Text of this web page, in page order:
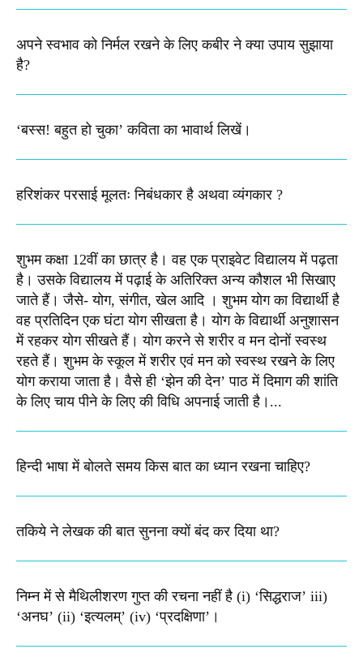
अपने स्वभाव को निर्मल रखने के लिए कबीर ने क्या उपाय सुझाया
है?
‘बस्स! बहुत हो चुका’ कविता का भावार्थ लिखें।
हरिशंकर परसाई मूलतः निबंधकार है अथवा व्यंगकार ?
शुभम कक्षा 12वीं का छात्र है। वह एक प्राइवेट विद्यालय में पढ़ता
है। उसके विद्यालय में पढ़ाई के अतिरिक्त अन्य कौशल भी सिखाए
जाते हैं। जैसे- योग, संगीत, खेल आदि । शुभम योग का विद्यार्थी है
वह प्रतिदिन एक घंटा योग सीखता है। योग के विद्यार्थी अनुशासन
में रहकर योग सीखते हैं। योग करने से शरीर व मन दोनों स्वस्थ
रहते हैं। शुभम के स्कूल में शरीर एवं मन को स्वस्थ रखने के लिए
योग कराया जाता है। वैसे ही ‘झेन की देन’ पाठ में दिमाग की शांति
के लिए चाय पीने के लिए की विधि अपनाई जाती है।...
हिन्दी भाषा में बोलते समय किस बात का ध्यान रखना चाहिए?
तकिये ने लेखक की बात सुनना क्यों बंद कर दिया था?
निम्न में से मैथिलीशरण गुप्त की रचना नहीं है (i) ‘सिद्धराज’ iii)
‘अनघ’ (ii) ‘इत्यलम्’ (iv) ‘प्रदक्षिणा’।